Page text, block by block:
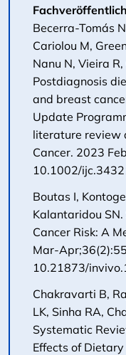
Becerra-Tomás
Cariolou M,
Nanu N, Vieira
Postdiagnosis
and breast
Update
literature review
Cancer. 2023
10.1002/
Boutas I,
Kalantaridou
Cancer Risk: A
Mar-
10.21873/
Chakravarti B,
LK, Sinha RA,
Systematic
Effects of